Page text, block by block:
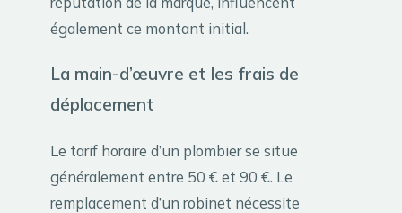
également ce montant initial.
La main-d’œuvre et les frais de
déplacement
Le tarif horaire d’un plombier se situe
généralement entre 50 € et 90 €. Le
remplacement d’un robinet nécessite